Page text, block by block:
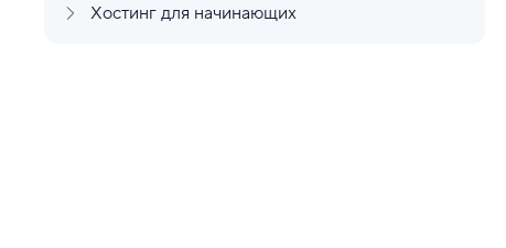
Хостинг для начинающих